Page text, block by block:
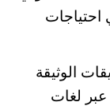
احتياجات
الوثيقة
عبر لغات